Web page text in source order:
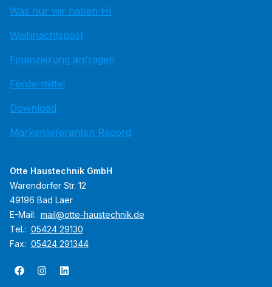
Was nur wir haben HI
Weihnachtspost
Finanzierung anfragen
Fördermittel
Download
Markenlieferanten Record
Otte Haustechnik GmbH
Warendorfer Str. 12
49196 Bad Laer
E-Mail: mail@otte-haustechnik.de
Tel.: 05424 29130
Fax: 05424 291344